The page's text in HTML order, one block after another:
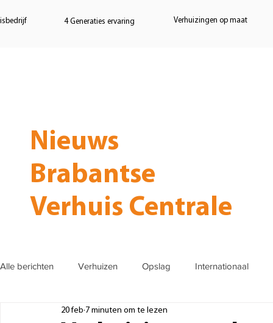
4 Generaties ervaring Verhuizingen op maat
Nieuws
Brabantse
Verhuis Centrale
Alle berichten Verhuizen Opslag Internationaal
20 feb 7 minuten om te lezen